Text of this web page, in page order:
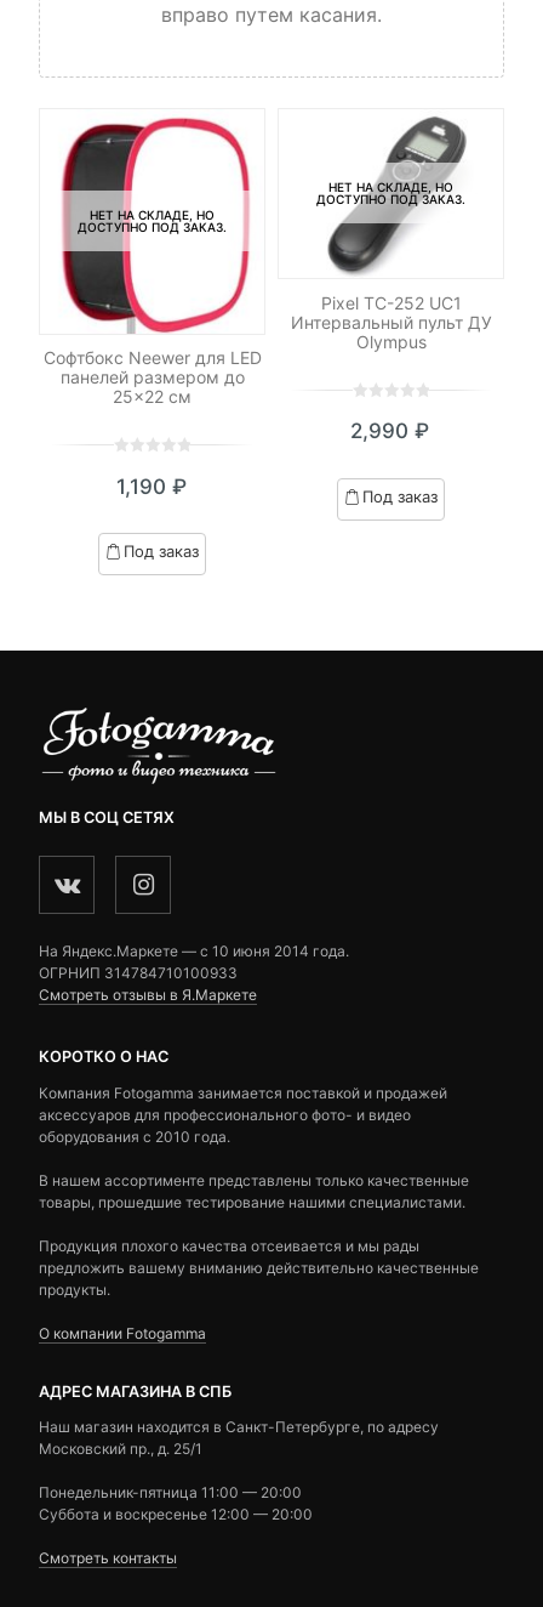
вправо путем касания.
НЕТ НА СКЛАДЕ, НО
ДОСТУПНО ПОД ЗАКАЗ.
Софтбокс Neewer для LED
панелей размером до
25×22 см
out
based
on
1,190 ₽
Под заказ
НЕТ НА СКЛАДЕ, НО
ДОСТУПНО ПОД ЗАКАЗ.
Pixel TC-252 UC1
Интервальный пульт ДУ
Olympus
out
based
on
2,990 ₽
Под заказ
МЫ В СОЦ СЕТЯХ
На Яндекс.Маркете — c 10 июня 2014 года.
ОГРНИП 314784710100933
Смотреть отзывы в Я.Маркете
КОРОТКО О НАС
Компания Fotogamma занимается поставкой и продажей
аксессуаров для профессионального фото- и видео
оборудования с 2010 года.
В нашем ассортименте представлены только качественные
товары, прошедшие тестирование нашими специалистами.
Продукция плохого качества отсеивается и мы рады
предложить вашему вниманию действительно качественные
продукты.
О компании Fotogamma
АДРЕС МАГАЗИНА В СПБ
Наш магазин находится в Санкт-Петербурге, по адресу
Московский пр., д. 25/1
Понедельник-пятница 11:00 — 20:00
Суббота и воскресенье 12:00 — 20:00
Смотреть контакты